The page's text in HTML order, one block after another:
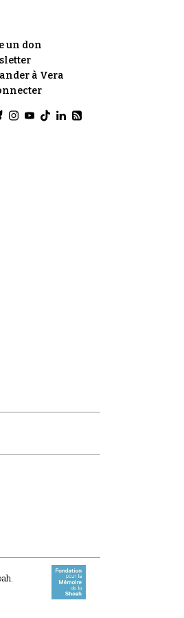
un don
à Vera